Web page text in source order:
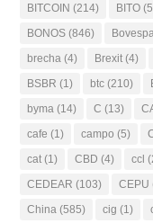
BITCOIN (214) BITO
BONOS (846)
brecha (4) Brexit (4)
BSBR (1) btc (210)
byma (14) C (13)
cafe (1) campo (5)
cat (1) CBD (4) ccl
CEDEAR (103) CEPU
China (585) cig (1)